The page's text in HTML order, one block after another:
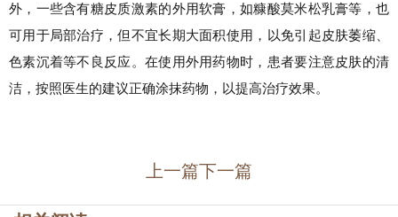
外，一些含有糖皮质激素的外用软膏，如糠酸莫米松乳膏等，也
可用于局部治疗，但不宜长期大面积使用，以免引起皮肤萎缩、
色素沉着等不良反应。在使用外用药物时，患者要注意皮肤的清
洁，按照医生的建议正确涂抹药物，以提高治疗效果。
上一篇下一篇